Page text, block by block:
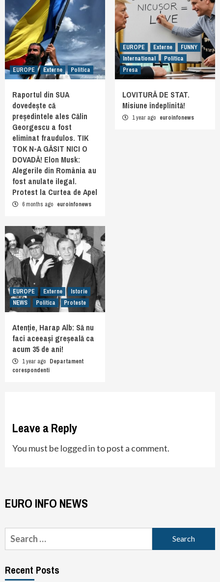
EUROPE Externe Politica
Raportul din SUA
dovedește că
președintele ales Călin
Georgescu a fost
eliminat fraudulos. TIK
TOK N-A GĂSIT NICI O
DOVADĂ! Elon Musk:
Alegerile din România au
fost anulate ilegal.
Protest la Curtea de Apel
6 months ago euroinfonews
EUROPE Externe
FUNNY
International
Politica
Presa
LOVITURĂ DE STAT.
Misiune îndeplinită!
1 year ago euroinfonews
EUROPE Externe
Istorie
NEWS
Politica Proteste
Atenție, Harap Alb: Să nu
faci aceeași greșeală ca
acum 35 de ani!
1 year ago Departament
corespondenti
Leave a Reply
You must be logged into post a comment.
EURO INFO NEWS
Search
for:
Recent Posts